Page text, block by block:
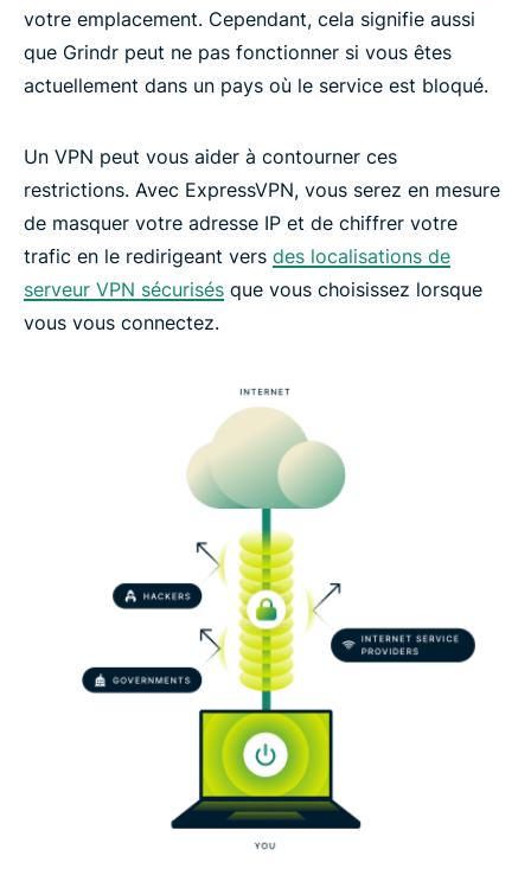
votre emplacement. Cependant, cela signifie aussi
que Grindr peut ne pas fonctionner si vous êtes
actuellement dans un pays où le service est bloqué.
Un VPN peut vous aider à contourner ces
restrictions. Avec ExpressVPN, vous serez en mesure
de masquer votre adresse IP et de chiffrer votre
trafic en le redirigeant vers des localisations de
serveur VPN sécurisés que vous choisissez lorsque
vous vous connectez.